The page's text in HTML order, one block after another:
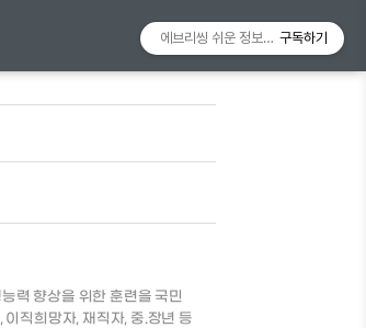
력 향상을 위한 훈련을 국민
직희망자, 재직자, 중.장년 등
에브리씽 쉬운 정보알리미구독하기